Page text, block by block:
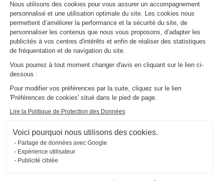
Nous utilisons des cookies pour vous assurer un accompagnement
personnalisé et une utilisation optimale du site. Les cookies nous
permettent d’améliorer la performance et la sécurité du site, de
personnaliser les contenus que nous vous proposons, d’adapter les
publicités à vos centres d'intérêts et enfin de réaliser des statistiques
de fréquentation et de navigation du site.
Vous pourrez à tout moment changer d'avis en cliquant sur le lien ci-
dessous :
Pour modifier vos préférences par la suite, cliquez sur le lien
'Préférences de cookies' situé dans le pied de page.
Lire la Politique de Protection des Données
Voici pourquoi nous utilisons des cookies.
Partage de données avec Google
Expérience utilisateur
Publicité ciblée
À PROPOS
Actualités du groupe
Nous rejoindre
Ouvrir un magasin
Schmidt dans le monde
2026 © SCHMIDT Groupe
Politique d'utilisation des cookies
Politique de confidentialité
Plan du site